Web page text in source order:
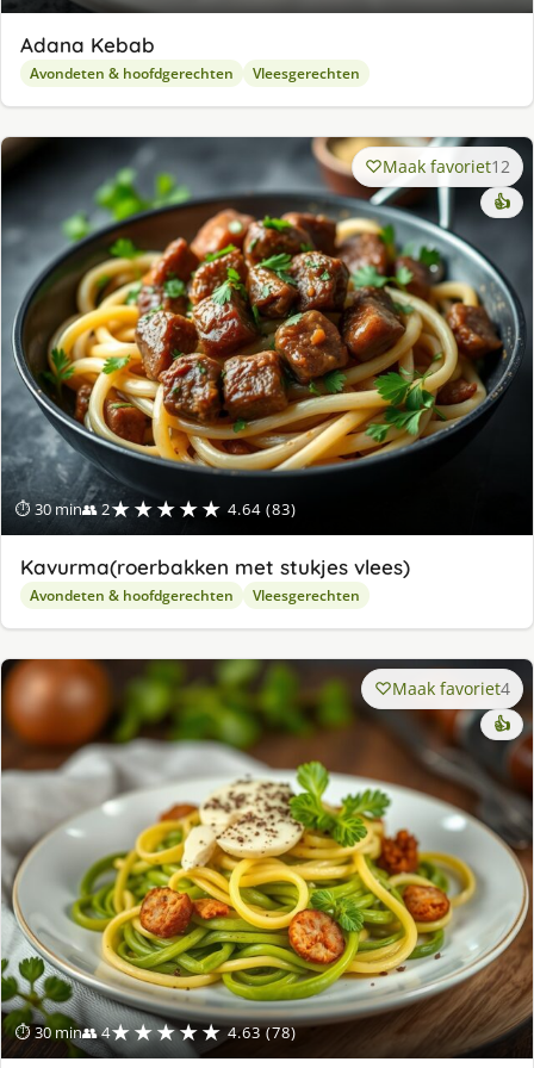
Adana Kebab
Avondeten & hoofdgerechten Vleesgerechten
⏱ 30 min👥 2★★★★★ 4.64 (83)
Maak favoriet12
👍
Kavurma(roerbakken met stukjes vlees)
Avondeten & hoofdgerechten Vleesgerechten
⏱ 30 min👥 4★★★★★ 4.63 (78)
Maak favoriet4
👍